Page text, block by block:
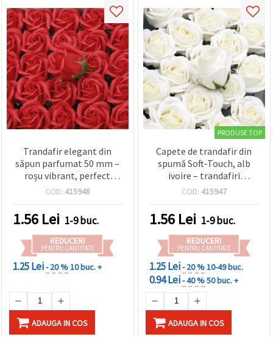
Trandafir elegant din
săpun parfumat 50 mm –
roșu vibrant, perfect
pentru cadouri romantice
COD: 415948
1.56 Lei 1-9 buc.
REDUCERI
PENTRU CANTITATE
1.25 Lei- 20 %10 buc. +
ADAUGA IN COS
PRODUSE TOP
Capete de trandafir din
spumă Soft‑Touch, alb
ivoire – trandafiri
artificiali realiști pentru
buchete și decor acasă
COD: 415947
1.56 Lei 1-9 buc.
REDUCERI
PENTRU CANTITATE
1.25 Lei- 20 %10-49 buc.
0.94 Lei- 40 %50 buc. +
ADAUGA IN COS